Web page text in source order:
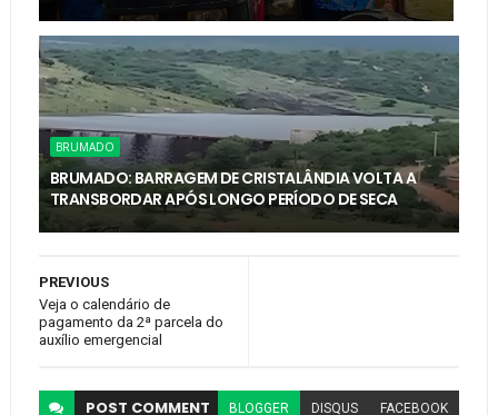
BRUMADO
BRUMADO: BARRAGEM DE CRISTALÂNDIA VOLTA A
TRANSBORDAR APÓS LONGO PERÍODO DE SECA
PREVIOUS
Veja o calendário de
pagamento da 2ª parcela do
auxílio emergencial
POST COMMENT BLOGGER DISQUS FACEBOOK